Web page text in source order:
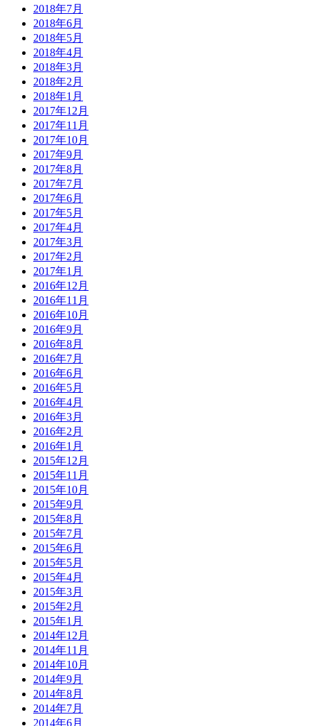
2018年7月
2018年6月
2018年5月
2018年4月
2018年3月
2018年2月
2018年1月
2017年12月
2017年11月
2017年10月
2017年9月
2017年8月
2017年7月
2017年6月
2017年5月
2017年4月
2017年3月
2017年2月
2017年1月
2016年12月
2016年11月
2016年10月
2016年9月
2016年8月
2016年7月
2016年6月
2016年5月
2016年4月
2016年3月
2016年2月
2016年1月
2015年12月
2015年11月
2015年10月
2015年9月
2015年8月
2015年7月
2015年6月
2015年5月
2015年4月
2015年3月
2015年2月
2015年1月
2014年12月
2014年11月
2014年10月
2014年9月
2014年8月
2014年7月
2014年6月